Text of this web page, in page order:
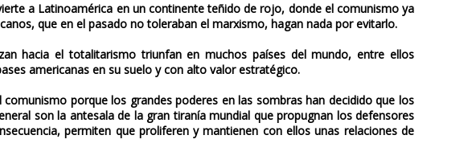
a Latinoamérica en un continente teñido de rojo, donde el comunismo ya
que en el pasado no toleraban el marxismo, hagan nada por evitarlo.
hacia el totalitarismo triunfan en muchos países del mundo, entre ellos
americanas en su suelo y con alto valor estratégico.
porque los grandes poderes en las sombras han decidido que los
son la antesala de la gran tiranía mundial que propugnan los defensores
permiten que proliferen y mantienen con ellos unas relaciones de